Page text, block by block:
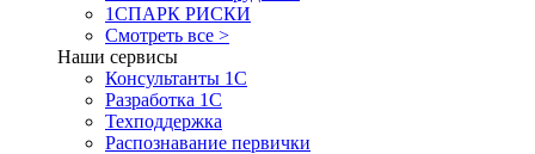
1СПАРК РИСКИ
Смотреть все >
Наши сервисы
Консультанты 1С
Разработка 1С
Техподдержка
Распознавание первички